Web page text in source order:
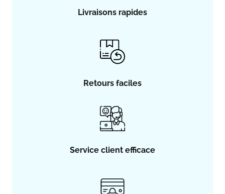
Livraisons rapides
Retours faciles
Service client efficace